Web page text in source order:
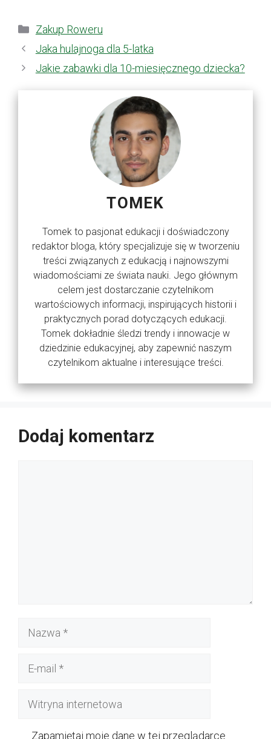
Kategorie
Zakup Roweru
Jaka hulajnoga dla 5-latka
Jakie zabawki dla 10-miesięcznego dziecka?
TOMEK
Tomek to pasjonat edukacji i doświadczony
redaktor bloga, który specjalizuje się w tworzeniu
treści związanych z edukacją i najnowszymi
wiadomościami ze świata nauki. Jego głównym
celem jest dostarczanie czytelnikom
wartościowych informacji, inspirujących historii i
praktycznych porad dotyczących edukacji.
Tomek dokładnie śledzi trendy i innowacje w
dziedzinie edukacyjnej, aby zapewnić naszym
czytelnikom aktualne i interesujące treści.
Dodaj komentarz
Nazwa
Witryna
Zapamiętaj moje dane w tej przeglądarce